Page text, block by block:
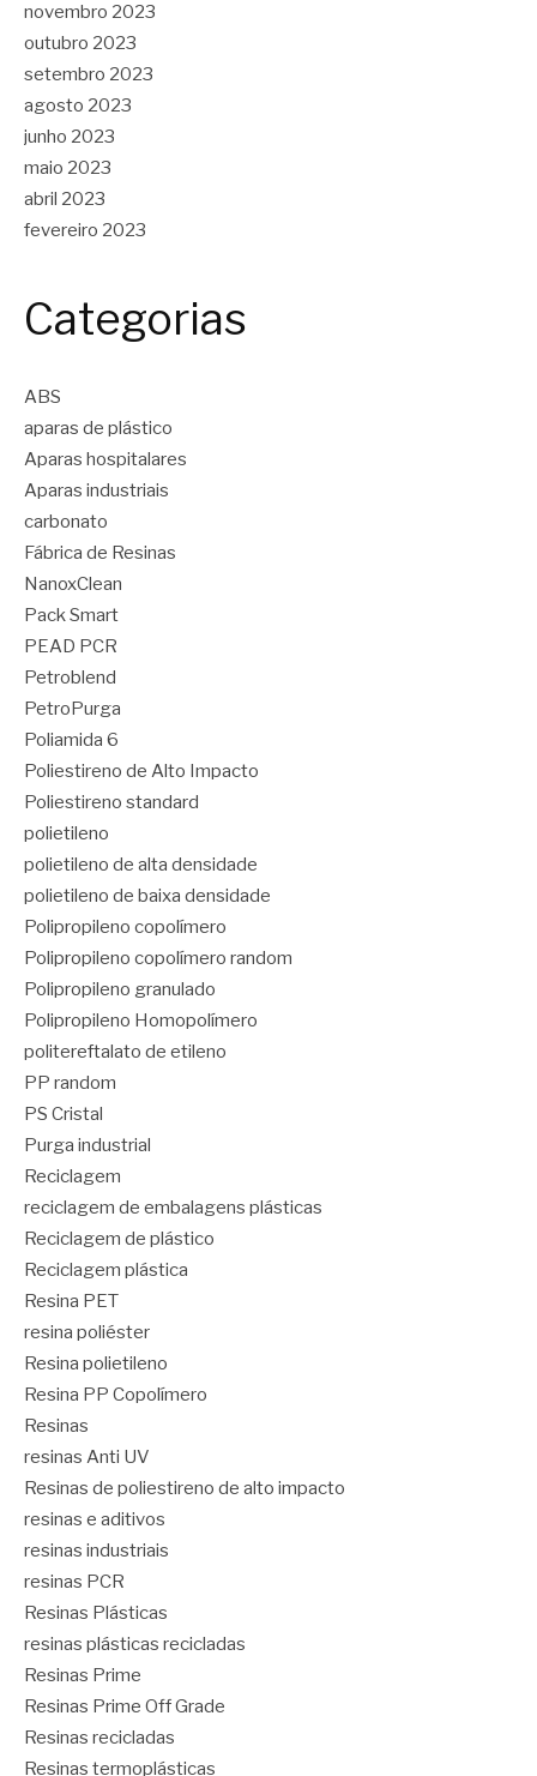
novembro 2023
outubro 2023
setembro 2023
agosto 2023
junho 2023
maio 2023
abril 2023
fevereiro 2023
Categorias
ABS
aparas de plástico
Aparas hospitalares
Aparas industriais
carbonato
Fábrica de Resinas
NanoxClean
Pack Smart
PEAD PCR
Petroblend
PetroPurga
Poliamida 6
Poliestireno de Alto Impacto
Poliestireno standard
polietileno
polietileno de alta densidade
polietileno de baixa densidade
Polipropileno copolímero
Polipropileno copolímero random
Polipropileno granulado
Polipropileno Homopolímero
politereftalato de etileno
PP random
PS Cristal
Purga industrial
Reciclagem
reciclagem de embalagens plásticas
Reciclagem de plástico
Reciclagem plástica
Resina PET
resina poliéster
Resina polietileno
Resina PP Copolímero
Resinas
resinas Anti UV
Resinas de poliestireno de alto impacto
resinas e aditivos
resinas industriais
resinas PCR
Resinas Plásticas
resinas plásticas recicladas
Resinas Prime
Resinas Prime Off Grade
Resinas recicladas
Resinas termoplásticas